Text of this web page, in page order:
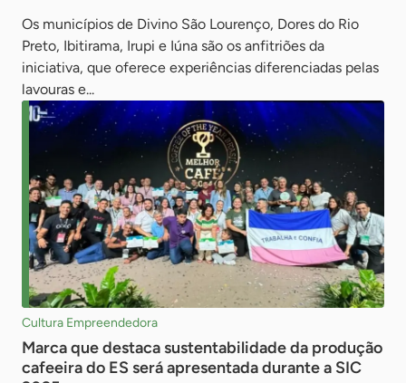
Os municípios de Divino São Lourenço, Dores do Rio
Preto, Ibitirama, Irupi e Iúna são os anfitriões da
iniciativa, que oferece experiências diferenciadas pelas
lavouras e...
Cultura Empreendedora
Marca que destaca sustentabilidade da produção
cafeeira do ES será apresentada durante a SIC